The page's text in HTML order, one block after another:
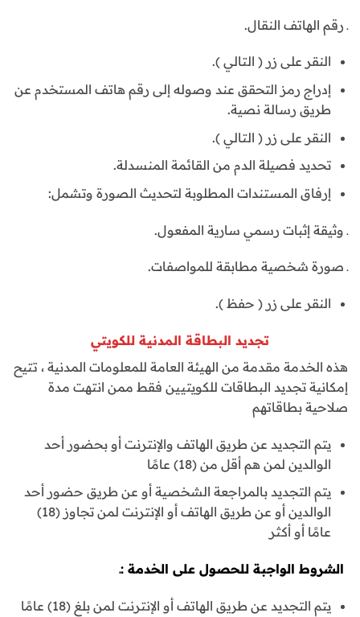
ـ رقم الهاتف النقال.
النقر على زر ( التالي ).
إدراج رمز التحقق عند وصوله إلى رقم هاتف المستخدم عن
طريق رسالة نصية.
النقر على زر ( التالي ).
تحديد فصيلة الدم من القائمة المنسدلة.
إرفاق المستندات المطلوبة لتحديث الصورة وتشمل:
ـ وثيقة إثبات رسمي سارية المفعول.
ـ صورة شخصية مطابقة للمواصفات.
النقر على زر ( حفظ ).
تجديد البطاقة المدنية للكويتي
هذه الخدمة مقدمة من الهيئة العامة للمعلومات المدنية ، تتيح
إمكانية تجديد البطاقات للكويتيين فقط ممن انتهت مدة
صلاحية بطاقاتهم
يتم التجديد عن طريق الهاتف والإنترنت أو بحضور أحد
الوالدين لمن هم أقل من (18) عامًا
يتم التجديد بالمراجعة الشخصية أو عن طريق حضور أحد
الوالدين أو عن طريق الهاتف أو الإنترنت لمن تجاوز (18)
عامًا أو أكثر
الشروط الواجبة للحصول على الخدمة :ـ
يتم التجديد عن طريق الهاتف أو الإنترنت لمن بلغ (18) عامًا